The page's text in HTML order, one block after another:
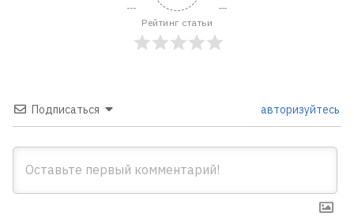
Рейтинг статьи
Подписаться авторизуйтесь